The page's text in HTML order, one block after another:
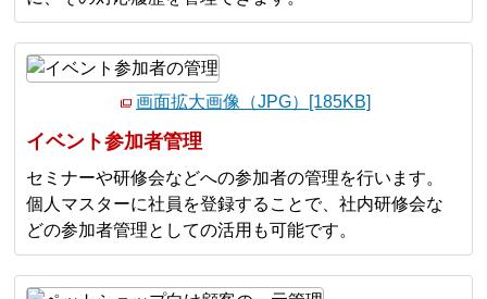
画面拡大画像（JPG）[185KB]
イベント参加者管理
セミナーや研修会などへの参加者の管理を行います。
個人マスターに社員を登録することで、社内研修会な
どの参加者管理としての活用も可能です。